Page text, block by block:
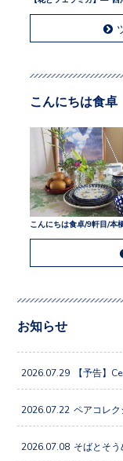
こんにちは食卓
お知らせ
2026.07.29 【予告】
2026.07.22 ペアコレ
2026.07.08 そばとそう